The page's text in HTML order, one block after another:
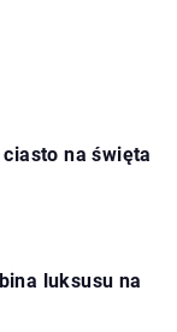
na święta
luksusu na